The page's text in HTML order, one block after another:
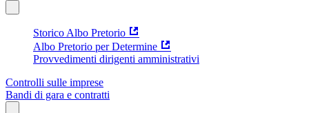
Storico Albo Pretorio
Albo Pretorio per Determine
Provvedimenti dirigenti amministrativi
Controlli sulle imprese
Bandi di gara e contratti